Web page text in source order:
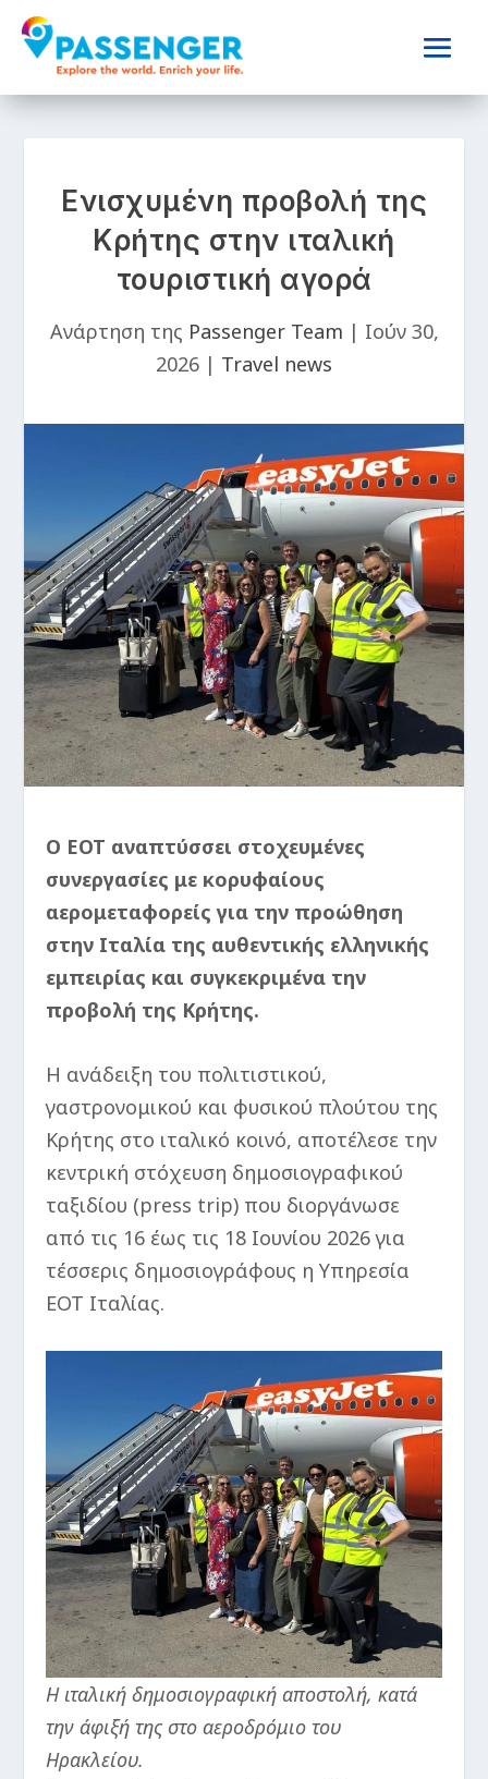
Ενισχυμένη προβολή της
Κρήτης στην ιταλική
τουριστική αγορά
Ανάρτηση της Passenger Team | Ιούν 30,
2026 | Travel news
Ο ΕΟΤ αναπτύσσει στοχευμένες
συνεργασίες με κορυφαίους
αερομεταφορείς για την προώθηση
στην Ιταλία της αυθεντικής ελληνικής
εμπειρίας και συγκεκριμένα την
προβολή της Κρήτης.
Η ανάδειξη του πολιτιστικού,
γαστρονομικού και φυσικού πλούτου της
Κρήτης στο ιταλικό κοινό, αποτέλεσε την
κεντρική στόχευση δημοσιογραφικού
ταξιδίου (press trip) που διοργάνωσε
από τις 16 έως τις 18 Ιουνίου 2026 για
τέσσερις δημοσιογράφους η Υπηρεσία
ΕΟΤ Ιταλίας.
Η ιταλική δημοσιογραφική αποστολή, κατά
την άφιξή της στο αεροδρόμιο του
Ηρακλείου.